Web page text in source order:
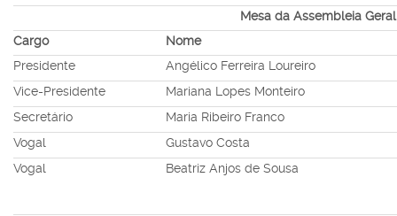
Mesa da Assembleia Geral
Cargo
Nome
Presidente
Angélico Ferreira Loureiro
Vice-Presidente
Mariana Lopes Monteiro
Secretário
Maria Ribeiro Franco
Vogal
Gustavo Costa
Vogal
Beatriz Anjos de Sousa